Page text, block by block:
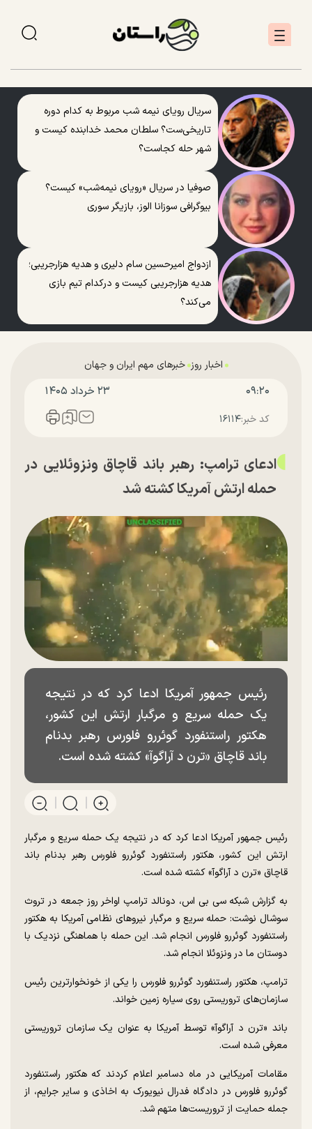
سریال رویای نیمه شب مربوط به کدام دوره
تاریخی‌ست؟ سلطان محمد خدابنده کیست و
شهر حله کجاست؟
صوفیا در سریال «رویای نیمه‌شب» کیست؟
بیوگرافی سوزانا الوز، بازیگر سوری
ازدواج امیرحسین سام دلیری و هدیه هزارجریبی؛
هدیه هزارجریبی کیست و درکدام تیم بازی
می‌کند؟
اخبار روز خبرهای مهم ایران و جهان
۰۹:۲۰ ۲۳ خرداد ۱۴۰۵
کد خبر:۱۶۱۱۴
ادعای ترامپ: رهبر باند قاچاق ونزوئلایی در
حمله ارتش آمریکا کشته شد
رئیس جمهور آمریکا ادعا کرد که در نتیجه
یک حمله سریع و مرگبار ارتش این کشور،
هکتور راستنفورد گوئررو فلورس رهبر بدنام
باند قاچاق «ترن د آراگوآ» کشته شده است.
رئیس جمهور آمریکا ادعا کرد که در نتیجه یک حمله سریع و مرگبار
ارتش این کشور، هکتور راستنفورد گوئررو فلورس رهبر بدنام باند
قاچاق «ترن د آراگوآ» کشته شده است.
به گزارش شبکه سی بی اس، دونالد ترامپ اواخر روز جمعه در تروث
سوشال نوشت: حمله سریع و مرگبار نیرو‌های نظامی آمریکا به هکتور
راستنفورد گوئررو فلورس انجام شد. این حمله با هماهنگی نزدیک با
دوستان ما در ونزوئلا انجام شد.
ترامپ، هکتور راستنفورد گوئررو فلورس را یکی از خونخوارترین رئیس
سازمان‌های تروریستی روی سیاره زمین خواند.
باند «ترن د آراگوآ» توسط آمریکا به عنوان یک سازمان تروریستی
معرفی شده است.
مقامات آمریکایی در ماه دسامبر اعلام کردند که هکتور راستنفورد
گوئررو فلورس در دادگاه فدرال نیویورک به اخاذی و سایر جرایم، از
جمله حمایت از تروریست‌ها متهم شد.